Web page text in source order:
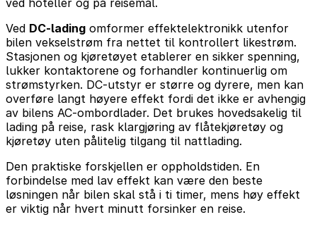
ved hoteller og på reisemål.
Ved DC-lading omformer effektelektronikk utenfor
bilen vekselstrøm fra nettet til kontrollert likestrøm.
Stasjonen og kjøretøyet etablerer en sikker spenning,
lukker kontaktorene og forhandler kontinuerlig om
strømstyrken. DC-utstyr er større og dyrere, men kan
overføre langt høyere effekt fordi det ikke er avhengig
av bilens AC-ombordlader. Det brukes hovedsakelig til
lading på reise, rask klargjøring av flåtekjøretøy og
kjøretøy uten pålitelig tilgang til nattlading.
Den praktiske forskjellen er oppholdstiden. En
forbindelse med lav effekt kan være den beste
løsningen når bilen skal stå i ti timer, mens høy effekt
er viktig når hvert minutt forsinker en reise.